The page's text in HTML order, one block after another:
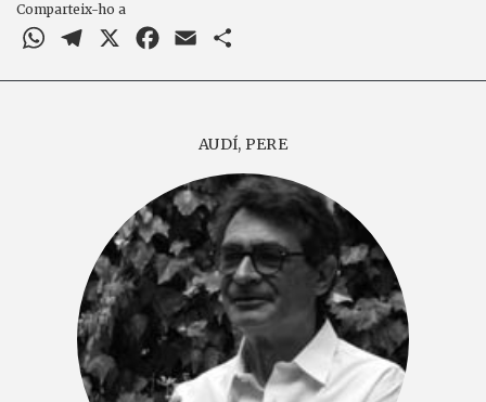
Comparteix-ho a
WhatsAppTelegram Facebook
Email
AUDÍ, PERE